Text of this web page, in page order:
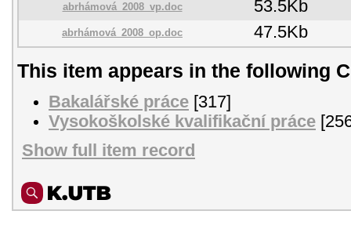
abrhámová_2008_vp.doc 53.5Kb
abrhámová_2008_op.doc 47.5Kb
This item appears in the following
Bakalářské práce [317]
Vysokoškolské kvalifikační práce
Show full item record